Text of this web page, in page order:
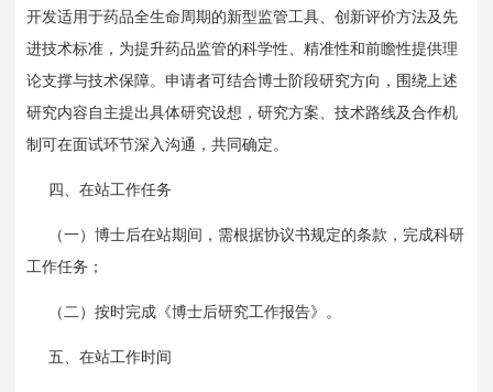
开发适用于药品全生命周期的新型监管工具、创新评价方法及先
进技术标准，为提升药品监管的科学性、精准性和前瞻性提供理
论支撑与技术保障。申请者可结合博士阶段研究方向，围绕上述
研究内容自主提出具体研究设想，研究方案、技术路线及合作机
制可在面试环节深入沟通，共同确定。
四、在站工作任务
（一）博士后在站期间，需根据协议书规定的条款，完成科研
工作任务；
（二）按时完成《博士后研究工作报告》。
五、在站工作时间